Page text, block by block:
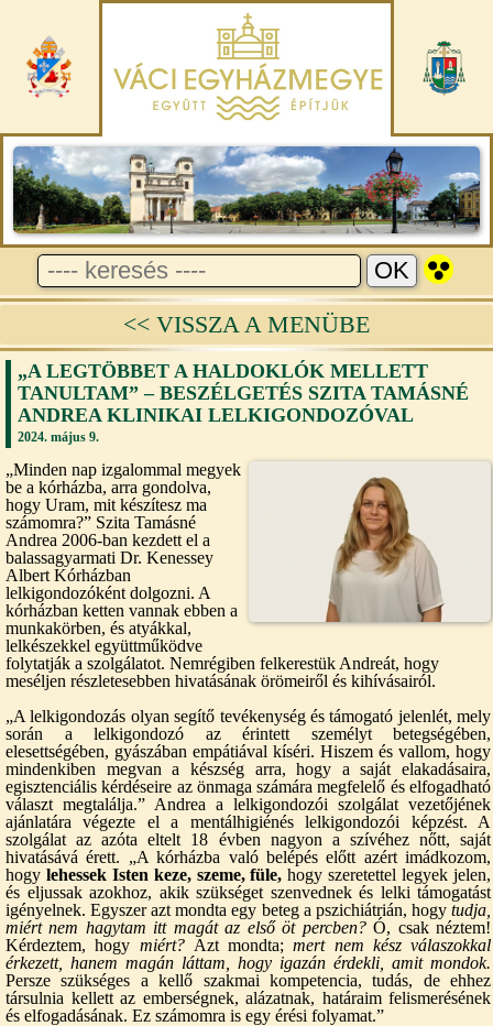
<< VISSZA A MENÜBE
„A LEGTÖBBET A HALDOKLÓK MELLETT
TANULTAM” – BESZÉLGETÉS SZITA TAMÁSNÉ
ANDREA KLINIKAI LELKIGONDOZÓVAL
2024. május 9.
„Minden nap izgalommal megyek
be a kórházba, arra gondolva,
hogy Uram, mit készítesz ma
számomra?” Szita Tamásné
Andrea 2006-ban kezdett el a
balassagyarmati Dr. Kenessey
Albert Kórházban
lelkigondozóként dolgozni. A
kórházban ketten vannak ebben a
munkakörben, és atyákkal,
lelkészekkel együttműködve
folytatják a szolgálatot. Nemrégiben felkerestük Andreát, hogy
meséljen részletesebben hivatásának örömeiről és kihívásairól.
„A lelkigondozás olyan segítő tevékenység és támogató jelenlét, mely
során a lelkigondozó az érintett személyt betegségében,
elesettségében, gyászában empátiával kíséri. Hiszem és vallom, hogy
mindenkiben megvan a készség arra, hogy a saját elakadásaira,
egisztenciális kérdéseire az önmaga számára megfelelő és elfogadható
választ megtalálja.” Andrea a lelkigondozói szolgálat vezetőjének
ajánlatára végezte el a mentálhigiénés lelkigondozói képzést. A
szolgálat az azóta eltelt 18 évben nagyon a szívéhez nőtt, saját
hivatásává érett. „A kórházba való belépés előtt azért imádkozom,
hogy lehessek Isten keze, szeme, füle, hogy szeretettel legyek jelen,
és eljussak azokhoz, akik szükséget szenvednek és lelki támogatást
igényelnek. Egyszer azt mondta egy beteg a pszichiátrián, hogy tudja,
miért nem hagytam itt magát az első öt percben?Ó, csak néztem!
Kérdeztem, hogy miért? Azt mondta;mert nem kész válaszokkal
érkezett, hanem magán láttam, hogy igazán érdekli, amit mondok.
Persze szükséges a kellő szakmai kompetencia, tudás, de ehhez
társulnia kellett az emberségnek, alázatnak, határaim felismerésének
és elfogadásának. Ez számomra is egy érési folyamat.”